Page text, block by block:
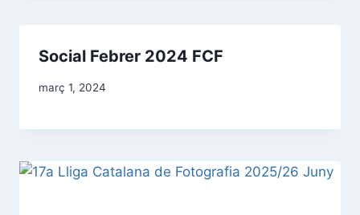
Social Febrer 2024 FCF
març 1, 2024